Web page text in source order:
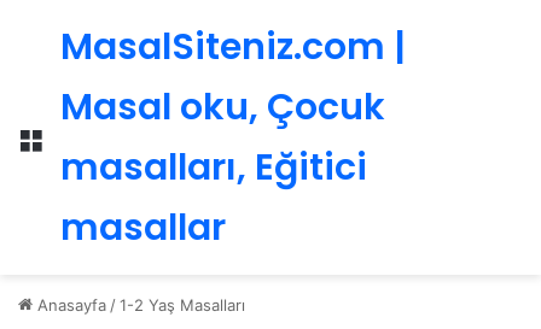
Menü
MasalSiteniz.com |
Masal oku, Çocuk
masalları, Eğitici
masallar
Anasayfa /1-2 Yaş Masalları